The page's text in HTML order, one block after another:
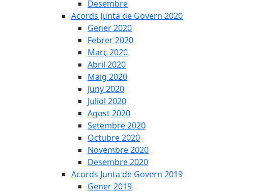
Desembre
Acords Junta de Govern 2020
Gener 2020
Febrer 2020
Març 2020
Abril 2020
Maig 2020
Juny 2020
Juliol 2020
Agost 2020
Setembre 2020
Octubre 2020
Novembre 2020
Desembre 2020
Acords Junta de Govern 2019
Gener 2019